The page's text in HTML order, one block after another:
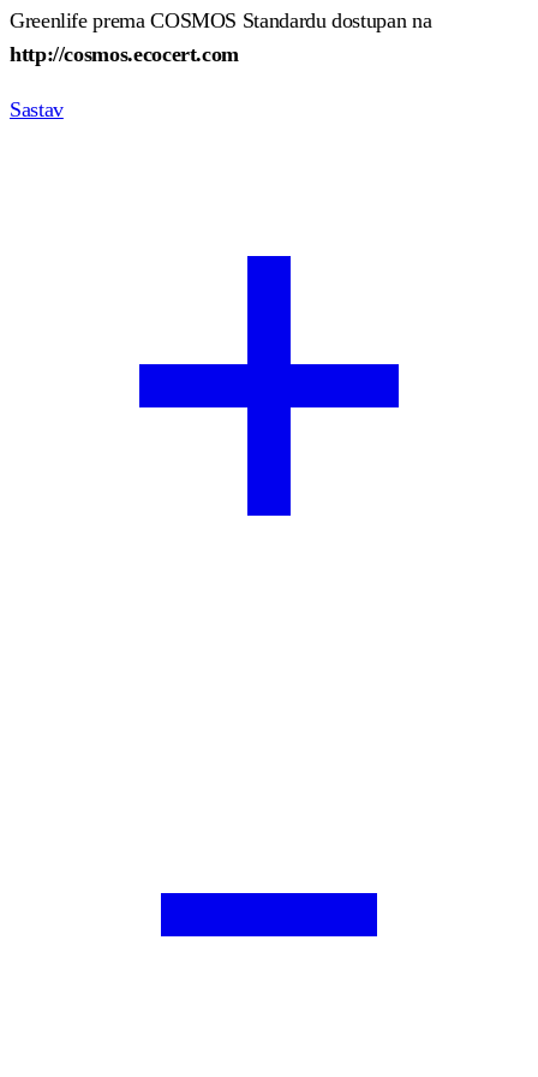
Greenlife prema COSMOS Standardu dostupan na
http://cosmos.ecocert.com
Sastav